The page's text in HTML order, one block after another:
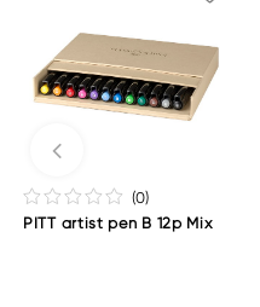
(0)
PITT artist pen B 12p Mix